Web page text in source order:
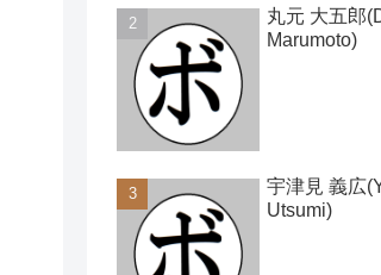
丸元 大五郎
Marumoto)
宇津見 義広
Utsumi)